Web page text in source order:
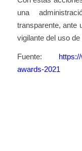
una
transparente, ante
vigilante del uso
Fuente:
awards-2021